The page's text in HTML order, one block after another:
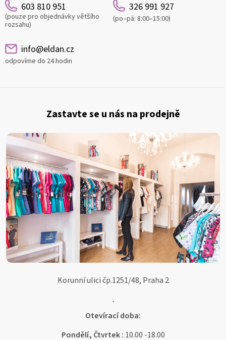
603 810 951
(pouze pro objednávky většího
rozsahu)
326 991 927
(po–pá: 8:00–15:00)
info@eldan.cz
odpovíme do 24 hodin
Zastavte se u nás na prodejně
Korunní ulici čp.1251/48, Praha 2
.
Otevírací doba:
Pondělí, Čtvrtek : 10.00 -18.00